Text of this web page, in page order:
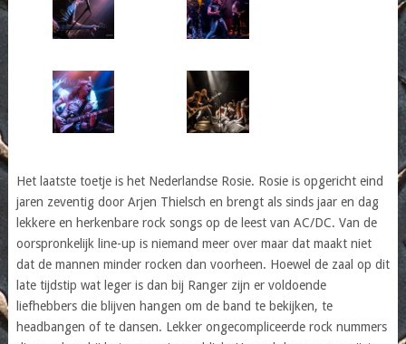
Het laatste toetje is het Nederlandse Rosie. Rosie is opgericht eind
jaren zeventig door Arjen Thielsch en brengt als sinds jaar en dag
lekkere en herkenbare rock songs op de leest van AC/DC. Van de
oorspronkelijk line-up is niemand meer over maar dat maakt niet
dat de mannen minder rocken dan voorheen. Hoewel de zaal op dit
late tijdstip wat leger is dan bij Ranger zijn er voldoende
liefhebbers die blijven hangen om de band te bekijken, te
headbangen of te dansen. Lekker ongecompliceerde rock nummers